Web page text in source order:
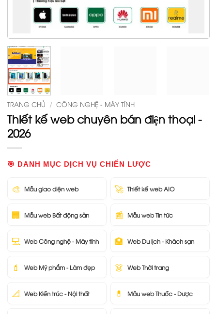
TRANG CHỦ / CÔNG NGHỆ - MÁY TÍNH
Thiết kế web chuyên bán điện thoại -
2026
🎯 DANH MỤC DỊCH VỤ CHIẾN LƯỢC
🎨 Mẫu giao diện web 🚀 Thiết kế web AIO
🏢 Mẫu web Bất động sản 📰 Mẫu web Tin tức
💻 Web Công nghệ - Máy tính 🏨 Web Du lịch - Khách sạn
💄 Web Mỹ phẩm - Làm đẹp 👗 Web Thời trang
📐 Web Kiến trúc - Nội thất 💊 Mẫu web Thuốc - Dược